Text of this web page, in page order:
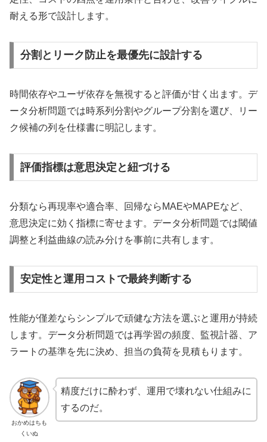
耐える形で設計します。
分割とリーク防止を最優先に設計する
時間依存やユーザ依存を無視すると評価が甘く出ます。デ
ータ分析問題では時系列分割やグループ分割を選び、リー
ク候補の列を仕様書に明記します。
評価指標は意思決定と紐づける
分類なら再現率や適合率、回帰ならMAEやMAPEなど、
意思決定に効く指標に寄せます。データ分析問題では閾値
調整と利益曲線の読み分けを事前に共有します。
安定性と運用コストで最終判断する
性能が僅差ならシンプルで頑健な方法を選ぶと運用が持続
します。データ分析問題では再学習の頻度、監視計器、ア
ラートの基準を先に決め、担当の負荷を見積もります。
おかめはちも
くいぬ
精度だけに酔わず、運用で壊れない仕組みに
するのだ。